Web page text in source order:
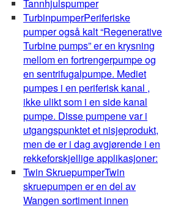
Tannhjulspumper
TurbinpumperPeriferiske
pumper også kalt “Regenerative
Turbine pumps” er en krysning
mellom en fortrengerpumpe og
en sentrifugalpumpe. Mediet
pumpes i en periferisk kanal ,
ikke ulikt som i en side kanal
pumpe. Disse pumpene var i
utgangspunktet et nisjeprodukt,
men de er i dag avgjørende i en
rekkeforskjellige applikasjoner:
Twin SkruepumperTwin
skruepumpen er en del av
Wangen sortiment innen